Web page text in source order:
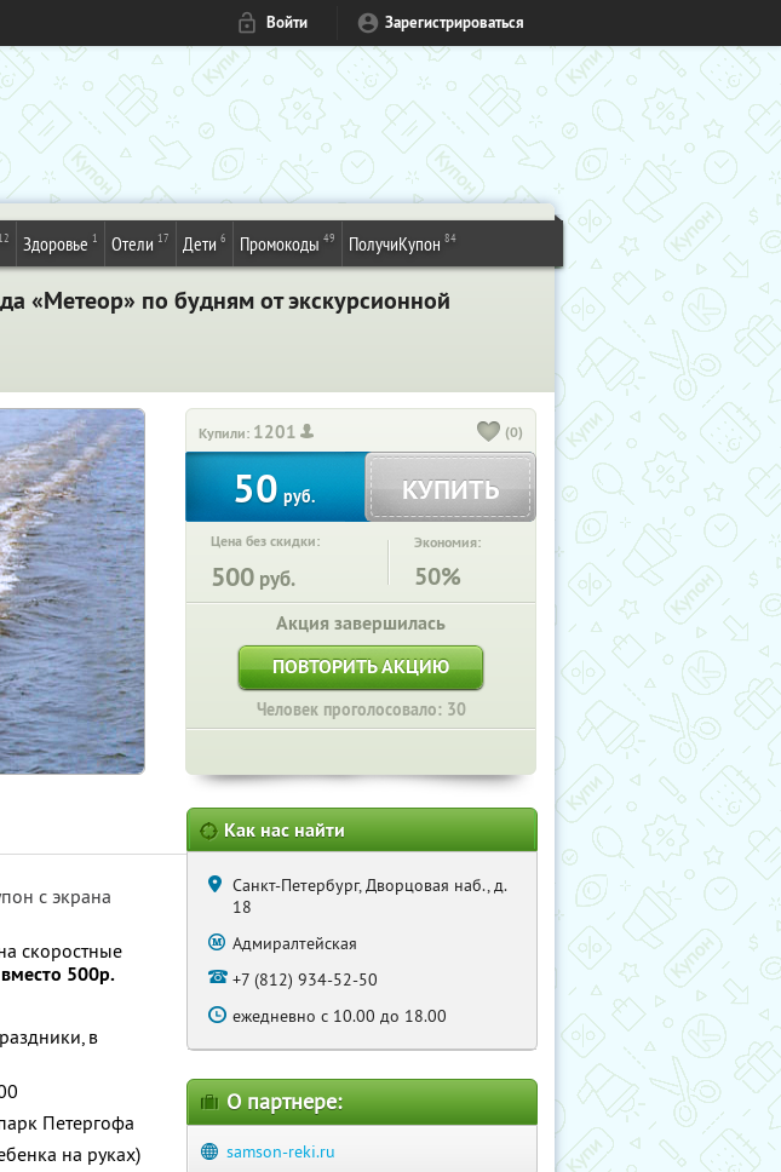
Войти Зарегистрироваться
12 Здоровье 1 Отели 17 Дети 6 Промокоды 49 ПолучиКупон 84
«Метеор» по будням от экскурсионной
Купили: 1201 (0)
50 руб. КУПИТЬ
Цена без скидки:
500 руб.
Экономия:
50%
Акция завершилась
ПОВТОРИТЬ АКЦИЮ
Человек проголосовало: 30
с экрана
скоростные
500р.
в
Петергофа
на руках)
Как нас найти
Санкт-Петербург, Дворцовая наб., д.
18
Адмиралтейская
+7 (812) 934-52-50
ежедневно с 10.00 до 18.00
О партнере:
samson-reki.ru